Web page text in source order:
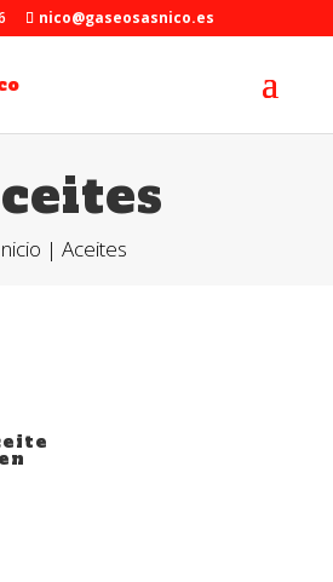
nico@gaseosasnico.es
| Aceites